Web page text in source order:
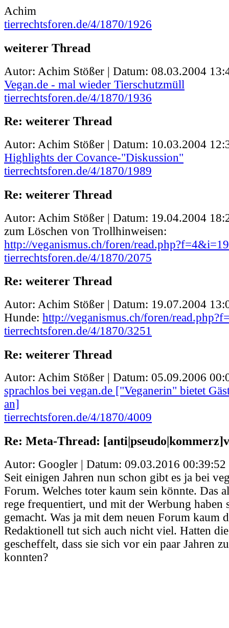
Achim
tierrechtsforen.de/4/1870/1926
weiterer Thread
Autor: Achim Stößer | Datum: 08.03.2004
Vegan.de - mal wieder Tierschutzmüll
tierrechtsforen.de/4/1870/1936
Re: weiterer Thread
Autor: Achim Stößer | Datum: 10.03.2004
Highlights der Covance-"Diskussion"
tierrechtsforen.de/4/1870/1989
Re: weiterer Thread
Autor: Achim Stößer | Datum: 19.04.2004
zum Löschen von Trollhinweisen:
http://veganismus.ch/foren/
tierrechtsforen.de/4/1870/2075
Re: weiterer Thread
Autor: Achim Stößer | Datum: 19.07.2004
Hunde: http://veganismus.ch/foren/
tierrechtsforen.de/4/1870/3251
Re: weiterer Thread
Autor: Achim Stößer | Datum: 05.09.2006
sprachlos bei vegan.de ["Veganerin" bietet
an]
tierrechtsforen.de/4/1870/4009
Re: Meta-Thread:
Autor: Googler | Datum: 09.03.2016 00:39:52
Seit einigen Jahren nun schon gibt es ja bei
Forum. Welches toter kaum sein könnte. Das
rege frequentiert, und mit der Werbung haben
gemacht. Was ja mit dem neuen Forum kaum
Redaktionell tut sich auch nicht viel. Hatten
gescheffelt, dass sie sich vor ein paar Jahren
konnten?